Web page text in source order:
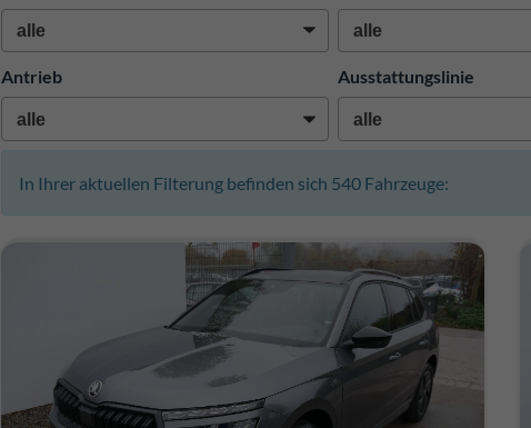
Antrieb Ausstattungslinie
In Ihrer aktuellen Filterung befinden sich 540 Fahrzeuge: